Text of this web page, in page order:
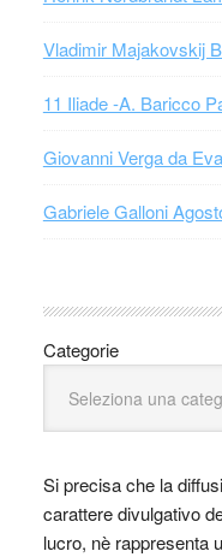
Vladimir Majakovskij
11 Iliade -A. Baricco
Giovanni Verga da Eva
Gabriele Galloni
Categorie
Si precisa che la
carattere divulgativo
lucro, nè rappresenta